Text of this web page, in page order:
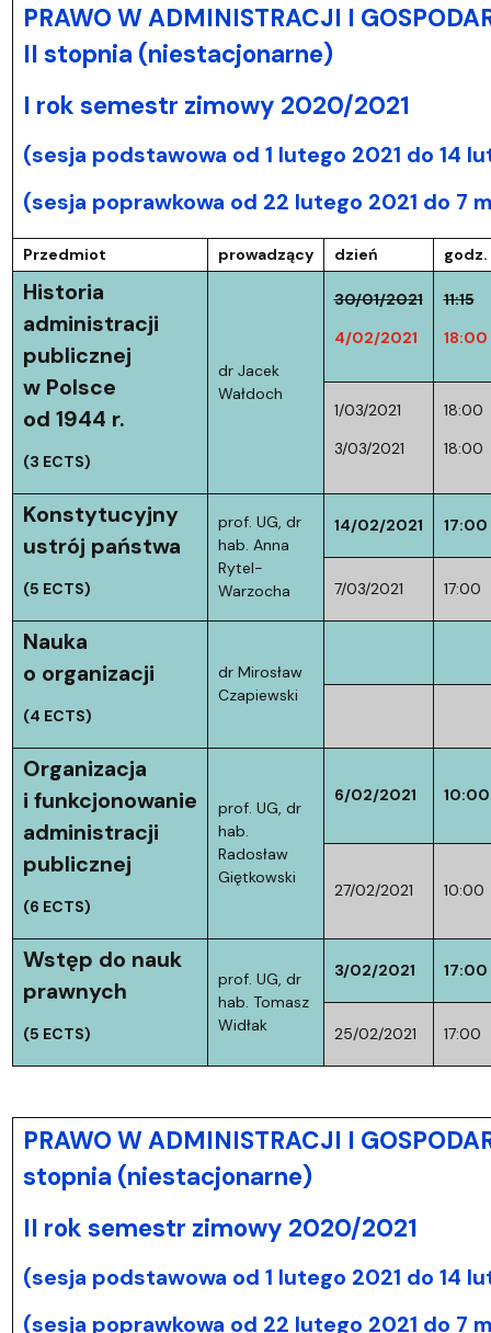
PRAWO W ADMINISTRACJI I
II stopnia (niestacjonarne)
I rok semestr zimowy 2020/2021
(sesja podstawowa od 1 lutego 2021 do 14
(sesja poprawkowa od 22 lutego 2021 do 7
Przedmiot prowadzący dzień godz.
Historia
administracji
publicznej
w Polsce
od 1944 r.
(3 ECTS)
dr Jacek
Wałdoch
30/01/2021
4/02/2021
11:15
18:00
1/03/2021
3/03/2021
18:00
18:00
Konstytucyjny
ustrój państwa
(5 ECTS)
prof. UG, dr
hab. Anna
Rytel-
Warzocha
14/02/2021 17:00
7/03/2021 17:00
Nauka
o organizacji
(4 ECTS)
dr Mirosław
Czapiewski
Organizacja
i funkcjonowanie
administracji
publicznej
(6 ECTS)
prof. UG, dr
hab.
Radosław
Giętkowski
6/02/2021 10:00
27/02/2021 10:00
Wstęp do nauk
prawnych
(5 ECTS)
prof. UG, dr
hab. Tomasz
Widłak
3/02/2021 17:00
25/02/2021 17:00
PRAWO W ADMINISTRACJI I
stopnia (niestacjonarne)
II rok semestr zimowy 2020/2021
(sesja podstawowa od 1 lutego 2021 do 14
(sesja poprawkowa od 22 lutego 2021 do 7